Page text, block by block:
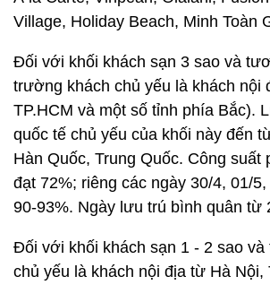
Village, Holiday Beach, Minh Toàn
Đối với khối khách sạn 3 sao và
trường khách chủ yếu là khách nội
TP.HCM và một số tỉnh phía Bắc).
quốc tế chủ yếu của khối này đến
Hàn Quốc, Trung Quốc. Công suất
đạt 72%; riêng các ngày 30/4, 01/
90-93%. Ngày lưu trú bình quân từ
Đối với khối khách sạn 1 - 2 sao
chủ yếu là khách nội địa từ Hà Nội,